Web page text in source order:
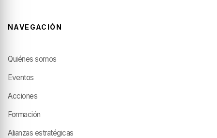
NAVEGACIÓN
Quiénes somos
Eventos
Acciones
Formación
Alianzas estratégicas